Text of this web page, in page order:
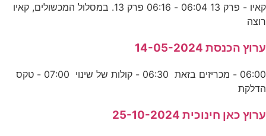
קאיו - פרק 13 06:04 - 06:16 פרק 13. במסלול המכשולים, קאיו
רוצה
ערוץ הכנסת 14-05-2024
06:00 - מכריזים בזאת 06:30 - קולות של שינוי 07:00 - טקס
הדלקת
ערוץ כאן חינוכית 25-10-2024